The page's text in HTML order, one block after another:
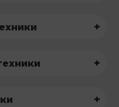
+
+
+